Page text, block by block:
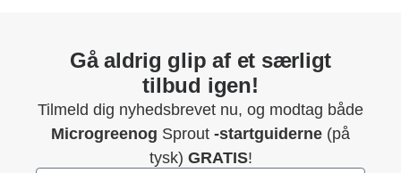
Gå aldrig glip af et særligt
tilbud igen!
Tilmeld dig nyhedsbrevet nu, og modtag både
Microgreenog Sprout -startguiderne (på
tysk) GRATIS!